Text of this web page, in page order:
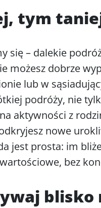
tym
się – dalekie
możesz dobrze
lub w
podróży, nie
aktywności z
nowe
jest prosta: im
bez